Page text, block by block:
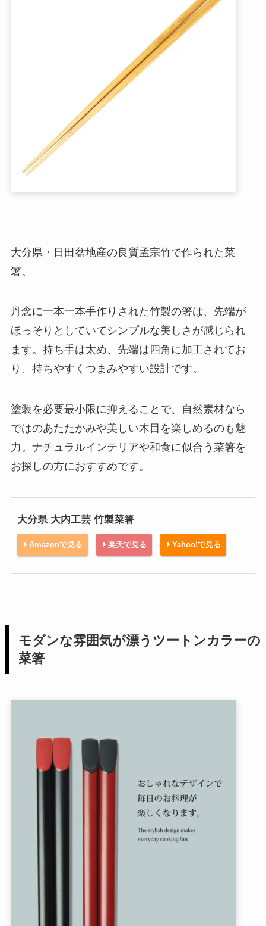
大分県・日田盆地産の良質孟宗竹で作られた菜
箸。
丹念に一本一本手作りされた竹製の箸は、先端が
ほっそりとしていてシンプルな美しさが感じられ
ます。持ち手は太め、先端は四角に加工されてお
り、持ちやすくつまみやすい設計です。
塗装を必要最小限に抑えることで、自然素材なら
ではのあたたかみや美しい木目を楽しめるのも魅
力。ナチュラルインテリアや和食に似合う菜箸を
お探しの方におすすめです。
大分県 大内工芸 竹製菜箸
Amazonで見る 楽天で見る Yahoo!で見る
モダンな雰囲気が漂うツートンカラーの
菜箸